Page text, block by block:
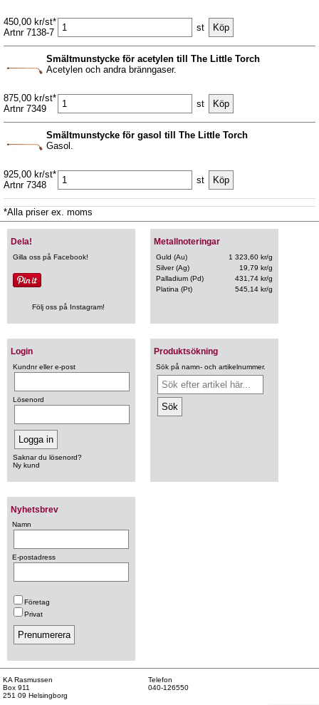
450,00 kr/st*
Artnr 7138-7
st
Smältmunstycke för acetylen till The Little Torch
Acetylen och andra bränngaser.
875,00 kr/st*
Artnr 7349
st
Smältmunstycke för gasol till The Little Torch
Gasol.
925,00 kr/st*
Artnr 7348
st
*Alla priser ex. moms
Metallnoteringar
Guld (Au)
1 323,60 kr/g
Silver (Ag)
19,79 kr/g
Palladium (Pd)
431,74 kr/g
Platina (Pt)
545,14 kr/g
Login
Kundnr eller e-post
Lösenord
Saknar du lösenord?
Ny kund
Produktsökning
Sök på namn- och artikelnummer.
Nyhetsbrev
Namn
E-postadress
Företag
Privat
Dela!
Gilla oss på Facebook!
Följ oss på Instagram!
KA Rasmussen
Box 911
251 09 Helsingborg
Telefon
040-126550